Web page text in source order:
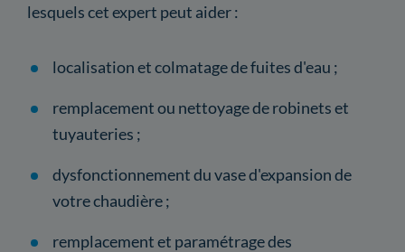
lesquels cet expert peut aider :
localisation et colmatage de fuites d'eau ;
remplacement ou nettoyage de robinets et
tuyauteries ;
dysfonctionnement du vase d'expansion de
votre chaudière ;
remplacement et paramétrage des